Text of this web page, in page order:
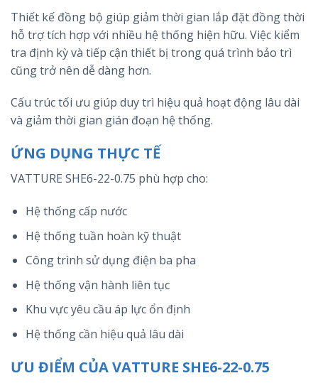
Thiết kế đồng bộ giúp giảm thời gian lắp đặt đồng thời
hỗ trợ tích hợp với nhiều hệ thống hiện hữu. Việc kiểm
tra định kỳ và tiếp cận thiết bị trong quá trình bảo trì
cũng trở nên dễ dàng hơn.
Cấu trúc tối ưu giúp duy trì hiệu quả hoạt động lâu dài
và giảm thời gian gián đoạn hệ thống.
ỨNG DỤNG THỰC TẾ
VATTURE SHE6-22-0.75 phù hợp cho:
Hệ thống cấp nước
Hệ thống tuần hoàn kỹ thuật
Công trình sử dụng điện ba pha
Hệ thống vận hành liên tục
Khu vực yêu cầu áp lực ổn định
Hệ thống cần hiệu quả lâu dài
ƯU ĐIỂM CỦA VATTURE SHE6-22-0.75